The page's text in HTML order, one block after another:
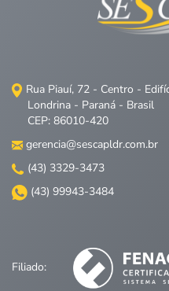
Rua Piauí, 72 - Centro -
Londrina - Paraná - Brasil
CEP: 86010-420
gerencia@sescapldr.com.br
(43) 3329-3473
(43) 99943-3484
Filiado: